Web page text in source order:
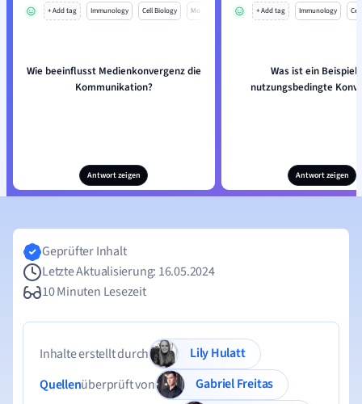
+ Add tag Immunology Cell Biology Mo
Wie beeinflusst Medienkonvergenz die
Kommunikation?
Antwort zeigen
+ Add tag Immunology
Was ist ein Beispiel
nutzungsbedingte
Antwort zeigen
Geprüfter Inhalt
Letzte Aktualisierung: 16.05.2024
10 Minuten Lesezeit
Inhalte erstellt durch
Lily Hulatt
Quellenüberprüft von
Gabriel Freitas